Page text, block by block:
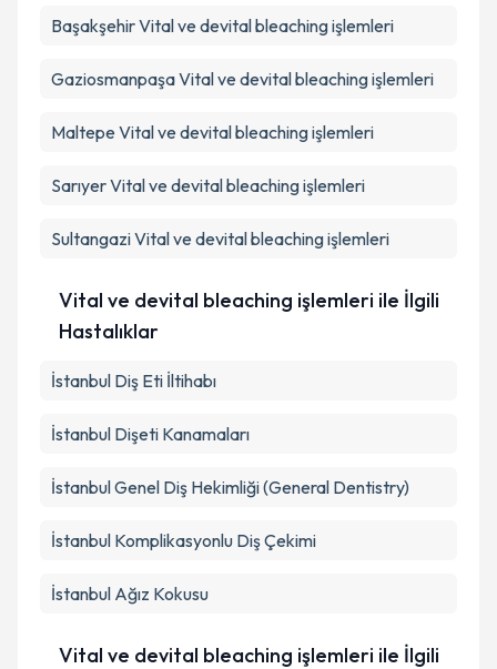
BaşakşehirVital ve devital bleaching işlemleri
GaziosmanpaşaVital ve devital bleaching işlemleri
Maltepe Vital ve devital bleaching işlemleri
SarıyerVital ve devital bleaching işlemleri
SultangaziVital ve devital bleaching işlemleri
Vital ve devital bleaching işlemleri ile İlgili
Hastalıklar
İstanbul Diş Eti İltihabı
İstanbul Dişeti Kanamaları
İstanbul Genel Diş Hekimliği (General Dentistry)
İstanbul Komplikasyonlu Diş Çekimi
İstanbul Ağız Kokusu
Vital ve devital bleaching işlemleri ile İlgili